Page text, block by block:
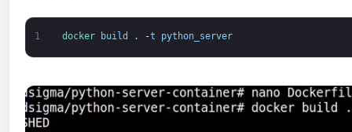
1 docker build . -t python_server